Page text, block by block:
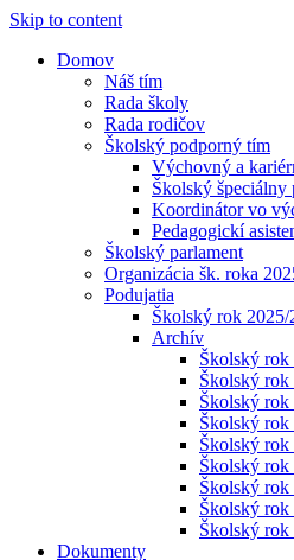
Skip to content
Domov
Náš tím
Rada školy
Rada rodičov
Školský podporný tím
Výchovný a
Školský špeciálny
Koordinátor vo
Pedagogickí
Školský parlament
Organizácia šk. roka
Podujatia
Školský rok 2025/
Archív
Školský rok
Školský rok
Školský rok
Školský rok
Školský rok
Školský rok
Školský rok
Školský rok
Školský rok
Dokumenty